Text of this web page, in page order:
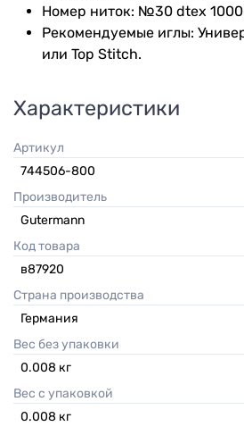
Номер ниток: №30 dtex
Рекомендуемые иглы:
или Top Stitch.
Характеристики
Артикул
744506-800
Производитель
Gutermann
Код товара
в87920
Страна производства
Германия
Вес без упаковки
0.008 кг
Вес с упаковкой
0.008 кг